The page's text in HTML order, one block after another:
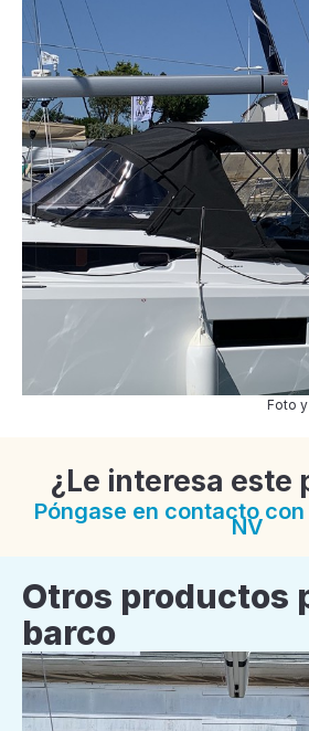
Foto
¿Le interesa este
Póngase en contacto
NV
Otros productos
barco